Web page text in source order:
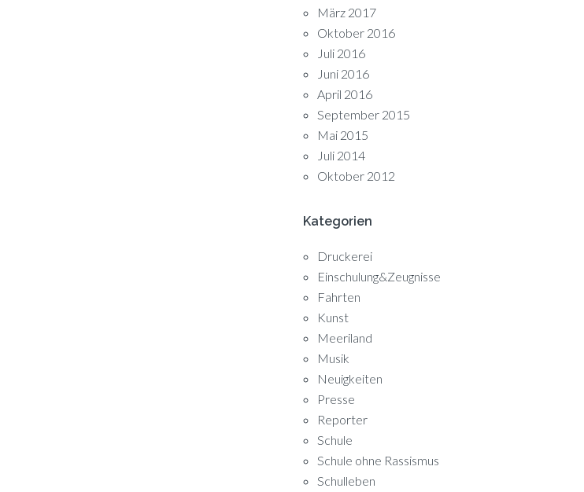
März 2017
Oktober 2016
Juli 2016
Juni 2016
April 2016
September 2015
Mai 2015
Juli 2014
Oktober 2012
Kategorien
Druckerei
Einschulung&Zeugnisse
Fahrten
Kunst
Meeriland
Musik
Neuigkeiten
Presse
Reporter
Schule
Schule ohne Rassismus
Schulleben